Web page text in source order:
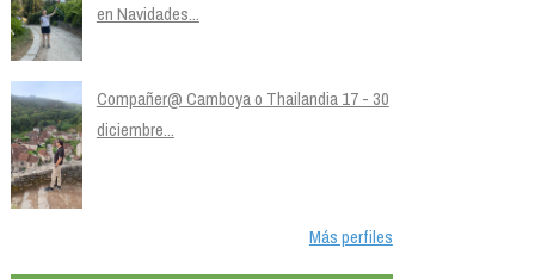
en Navidades...
Compañer@ Camboya o Thailandia 17 - 30
diciembre...
Más perfiles